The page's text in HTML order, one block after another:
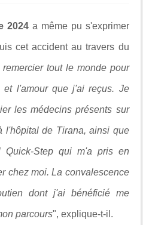
2024a même pu s'exprimer
cet accident au travers du
tout le monde pour
et l'amour que j'ai reçus. Je
les médecins présents sur
l'hôpital de Tirana, ainsi que
Quick-Step qui m'a pris en
chez moi. La convalescence
dont j'ai bénéficié me
parcours", explique-t-il.